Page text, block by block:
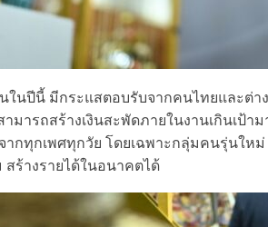
ในปีนี้ มีกระแสตอบรับจากคนไทยและต่
ามารถสร้างเงินสะพัดภายในงานเกินเป้
ากทุกเพศทุกวัย โดยเฉพาะกลุ่มคนรุ่นใ
สร้างรายได้ในอนาคตได้